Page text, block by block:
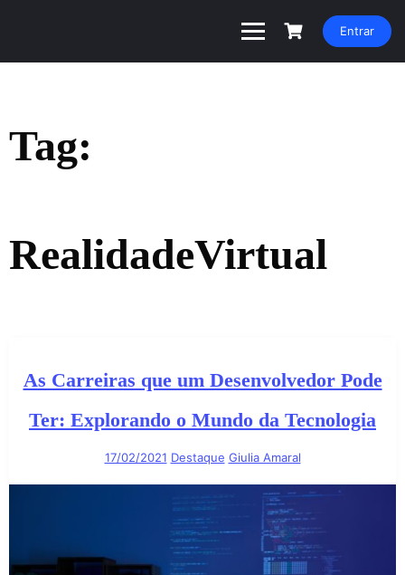
Entrar
Tag:
RealidadeVirtual
As Carreiras que um Desenvolvedor Pode
Ter: Explorando o Mundo da Tecnologia
17/02/2021 Destaque Giulia Amaral